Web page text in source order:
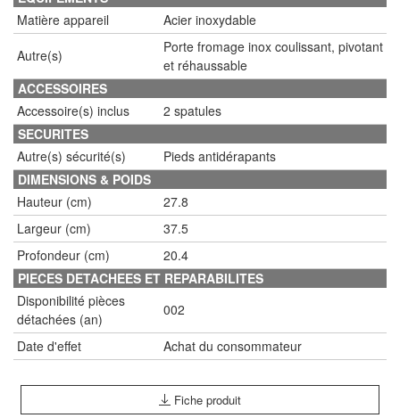
Matière appareil
Acier inoxydable
Autre(s)
Porte fromage inox coulissant, pivotant
et réhaussable
ACCESSOIRES
Accessoire(s) inclus
2 spatules
SECURITES
Autre(s) sécurité(s)
Pieds antidérapants
DIMENSIONS & POIDS
Hauteur (cm)
27.8
Largeur (cm)
37.5
Profondeur (cm)
20.4
PIECES DETACHEES ET REPARABILITES
Disponibilité pièces
détachées (an)
002
Date d'effet Achat du consommateur
Fiche produit